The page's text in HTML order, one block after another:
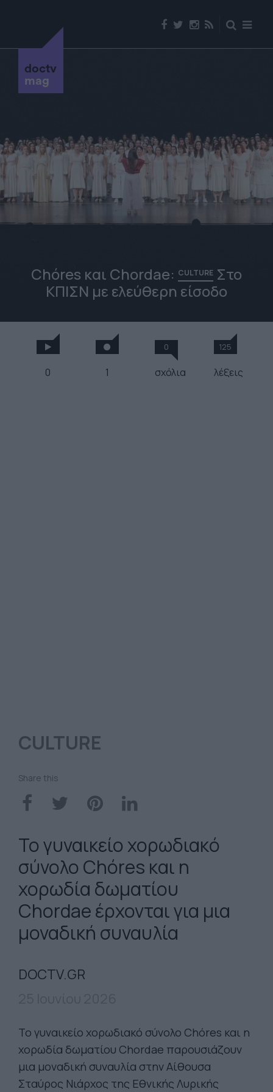
doctv
mag
Chóres και Chordae: CULTURE Στο
ΚΠΙΣΝ με ελεύθερη είσοδο
0 1
0
σχόλια
125
λέξεις
CULTURE
Share this
Το γυναικείο χορωδιακό
σύνολο Chóres και η
χορωδία δωματίου
Chordae έρχονται για μια
μοναδική συναυλία
DOCTV.GR
Το γυναικείο χορωδιακό σύνολο Chóres και η
χορωδία δωματίου Chordae παρουσιάζουν
μια μοναδική συναυλία στην Αίθουσα
Σταύρος Νιάρχος της Εθνικής Λυρικής